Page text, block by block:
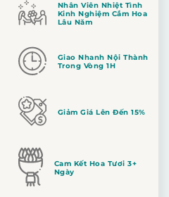
Nhân Viên Nhiệt Tình
Kinh Nghiệm Cắm Hoa
Lâu Năm
Giao Nhanh Nội Thành
Trong Vòng 1H
Giảm Giá Lên Đến 15%
Cam Kết Hoa Tươi 3+
Ngày